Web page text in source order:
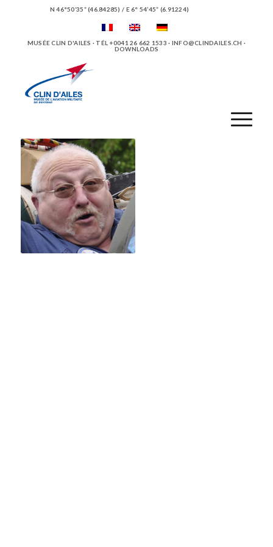
N 46°50’35” (46.84285) / E 6° 54’45” (6.91224)
MUSÉE CLIN D'AILES · TÉL +0041 26 662 1533 · INFO@CLINDAILES.CH ·
DOWNLOADS